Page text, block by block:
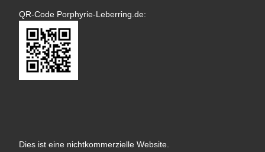
QR-Code Porphyrie-Leberring.de:
Dies ist eine nichtkommerzielle Website.